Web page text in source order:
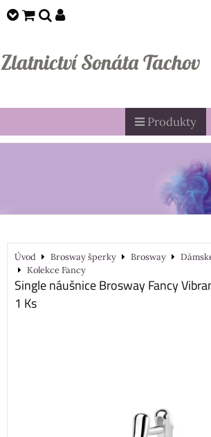
Zlatnictví Sonáta Tachov
Produkty
Úvod Brosway šperky Brosway
Kolekce Fancy
Single náušnice Brosway Fancy
1 Ks